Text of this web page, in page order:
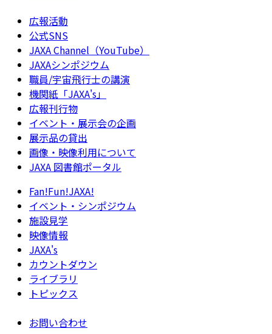
広報活動
公式SNS
JAXA Channel（YouTube）
JAXAシンポジウム
職員/宇宙飛行士の講演
機関紙「JAXA's」
広報刊行物
イベント・展示会の企画
展示品の貸出
画像・映像利用について
JAXA 図書館ポータル
Fan!Fun!JAXA!
イベント・シンポジウム
施設見学
映像情報
JAXA's
カウントダウン
ライブラリ
トピックス
お問い合わせ